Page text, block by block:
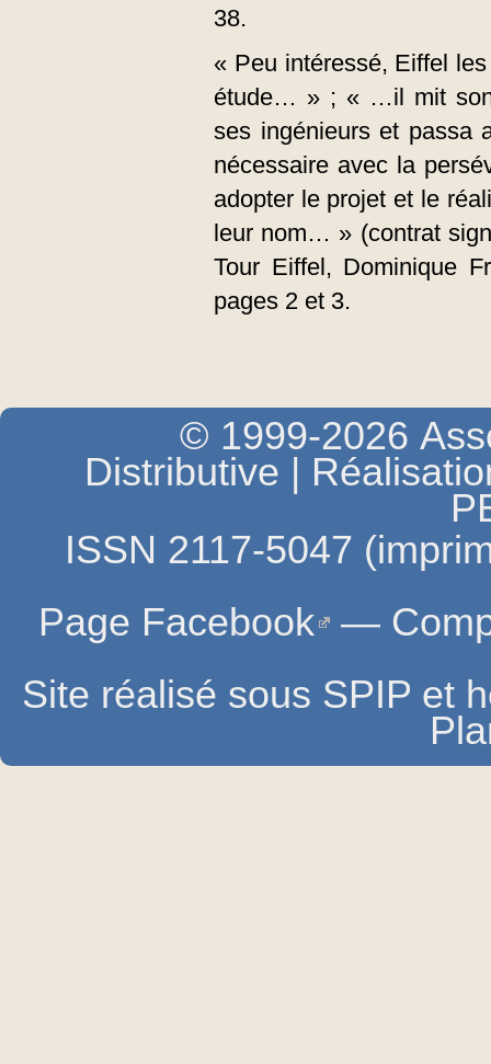
38.
« Peu intéressé, Eiffel
étude… » ; « …il mit son
ses ingénieurs et passa
nécessaire avec la
adopter le projet et le
leur nom… » (contrat
Tour Eiffel, Dominique
pages 2 et 3.
© 1999-2026
Distributive |
ISSN 2117-5047
Page Facebook —
Site réalisé sous SPIP et